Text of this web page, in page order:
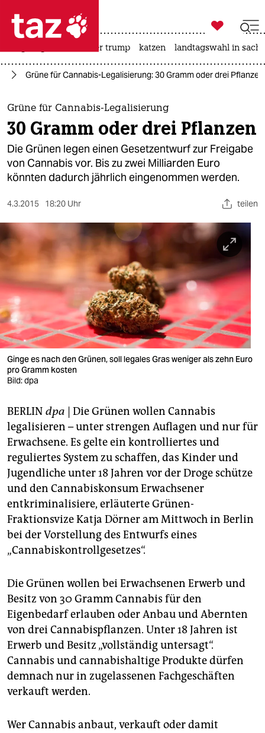
 taz zahl ich
taz zahl ich
themen
politik
öko
sport
berlin
nord
wahrheit
verlag
verlag
shop
fragen & hilfe
unterstützen
abo
genossenschaft
epaper login

taz zahl ich
usa unter trump katzen landtagswahl in
Grüne für Cannabis-Legalisierung: 30 Gramm oder drei Pflanzen
Grüne für Cannabis-Legalisierung
30 Gramm oder drei Pflanzen
Die Grünen legen einen Gesetzentwurf zur Freigabe
von Cannabis vor. Bis zu zwei Milliarden Euro
könnten dadurch jährlich eingenommen werden.
4.3.2015 18:20 Uhr teilen
Ginge es nach den Grünen, soll legales Gras weniger als zehn Euro
pro Gramm kosten
Bild: dpa
BERLIN dpa | Die Grünen wollen Cannabis
legalisieren – unter strengen Auflagen und nur für
Erwachsene. Es gelte ein kontrolliertes und
reguliertes System zu schaffen, das Kinder und
Jugendliche unter 18 Jahren vor der Droge schütze
und den Cannabiskonsum Erwachsener
entkriminalisiere, erläuterte Grünen-
Fraktionsvize Katja Dörner am Mittwoch in Berlin
bei der Vorstellung des Entwurfs eines
„Cannabiskontrollgesetzes“.
Die Grünen wollen bei Erwachsenen Erwerb und
Besitz von 30 Gramm Cannabis für den
Eigenbedarf erlauben oder Anbau und Abernten
von drei Cannabispflanzen. Unter 18 Jahren ist
Erwerb und Besitz „vollständig untersagt“.
Cannabis und cannabishaltige Produkte dürfen
demnach nur in zugelassenen Fachgeschäften
verkauft werden.
Wer Cannabis anbaut, verkauft oder damit